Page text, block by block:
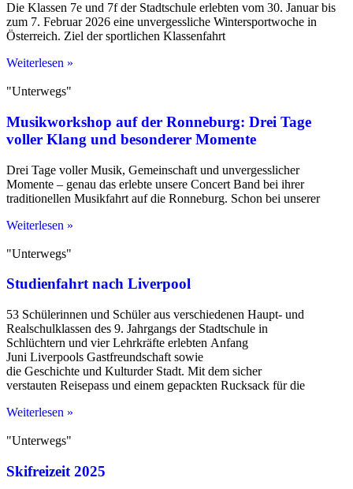
Die Klassen 7e und 7f der Stadtschule erlebten vom 30. Januar bis
zum 7. Februar 2026 eine unvergessliche Wintersportwoche in
Österreich. Ziel der sportlichen Klassenfahrt
Weiterlesen »
"Unterwegs"
Musikworkshop auf der Ronneburg: Drei Tage
voller Klang und besonderer Momente
Drei Tage voller Musik, Gemeinschaft und unvergesslicher
Momente – genau das erlebte unsere Concert Band bei ihrer
traditionellen Musikfahrt auf die Ronneburg. Schon bei unserer
Weiterlesen »
"Unterwegs"
Studienfahrt nach Liverpool
53 Schülerinnen und Schüler aus verschiedenen Haupt- und
Realschulklassen des 9. Jahrgangs der Stadtschule in
Schlüchtern und vier Lehrkräfte erlebten Anfang
Juni Liverpools Gastfreundschaft sowie
die Geschichte und Kulturder Stadt. Mit dem sicher
verstauten Reisepass und einem gepackten Rucksack für die
Weiterlesen »
"Unterwegs"
Skifreizeit 2025